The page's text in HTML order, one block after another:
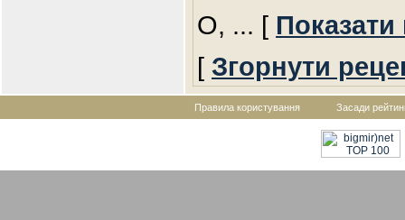
O, ... [
[ Згорнути
Правила користування Засади